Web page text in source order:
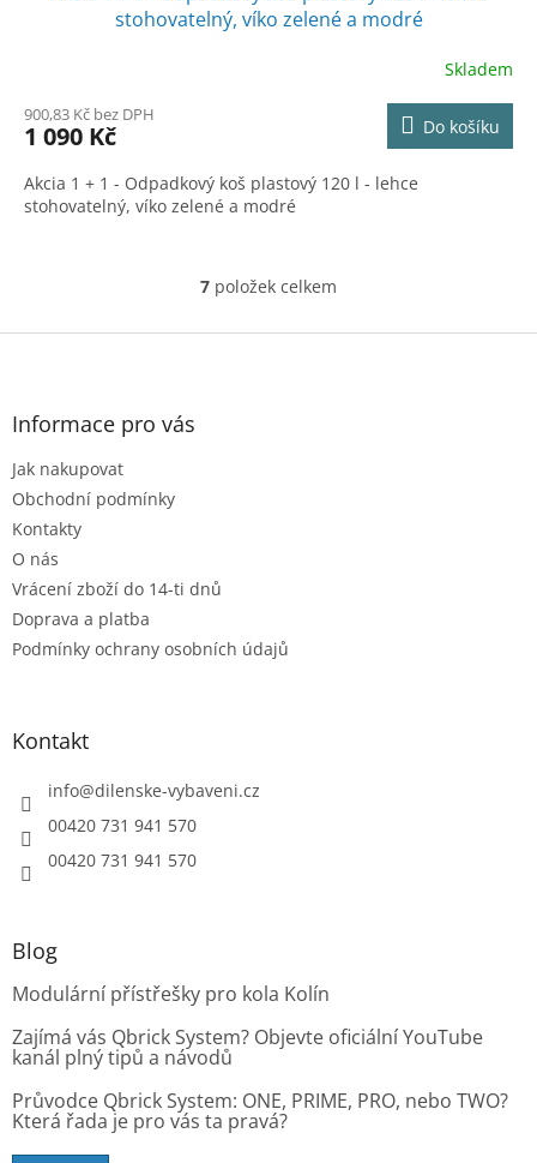
stohovatelný, víko zelené a modré
Skladem
900,83 Kč bez DPH
1 090 Kč Do košíku
Akcia 1 + 1 - Odpadkový koš plastový 120 l - lehce
stohovatelný, víko zelené a modré
O
l
p
i
7 položek celkem
Z
Informace pro vás
Jak nakupovat
Obchodní podmínky
Kontakty
O nás
Vrácení zboží do 14-ti dnů
Doprava a platba
Podmínky ochrany osobních údajů
Kontakt
info@dilenske-vybaveni.cz
00420 731 941 570
00420 731 941 570
Blog
Modulární přístřešky pro kola Kolín
Zajímá vás Qbrick System? Objevte oficiální YouTube
kanál plný tipů a návodů
Průvodce Qbrick System: ONE, PRIME, PRO, nebo TWO?
Která řada je pro vás ta pravá?